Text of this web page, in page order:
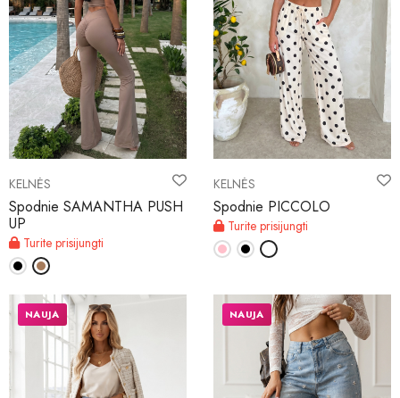
KELNĖS
Spodnie SAMANTHA PUSH
UP
Turite prisijungti
KELNĖS
Spodnie PICCOLO
Turite prisijungti
NAUJA NAUJA